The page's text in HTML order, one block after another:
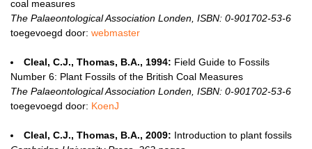
coal measures
The Palaeontological Association Londen, ISBN: 0-901702-53-6
toegevoegd door: webmaster
Cleal, C.J., Thomas, B.A., 1994: Field Guide to Fossils
Number 6: Plant Fossils of the British Coal Measures
The Palaeontological Association Londen, ISBN: 0-901702-53-6
toegevoegd door: KoenJ
Cleal, C.J., Thomas, B.A., 2009: Introduction to plant fossils